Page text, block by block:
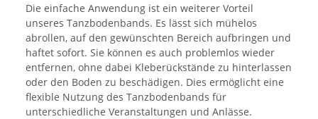
Die einfache Anwendung ist ein weiterer Vorteil
unseres Tanzbodenbands. Es lässt sich mühelos
abrollen, auf den gewünschten Bereich aufbringen und
haftet sofort. Sie können es auch problemlos wieder
entfernen, ohne dabei Kleberückstände zu hinterlassen
oder den Boden zu beschädigen. Dies ermöglicht eine
flexible Nutzung des Tanzbodenbands für
unterschiedliche Veranstaltungen und Anlässe.